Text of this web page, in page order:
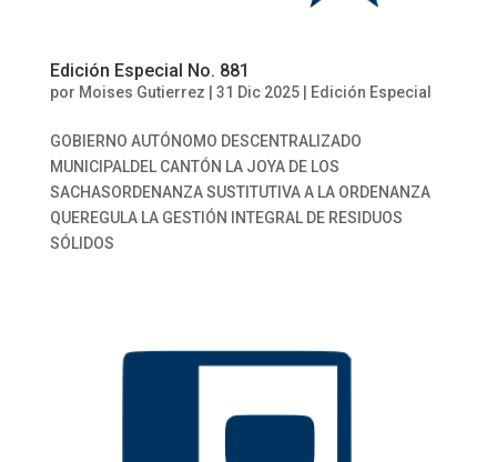
Edición Especial No. 881
por Moises Gutierrez 31 Dic 2025| Edición Especial
GOBIERNO AUTÓNOMO DESCENTRALIZADO
MUNICIPALDEL CANTÓN LA JOYA DE LOS
SACHASORDENANZA SUSTITUTIVA A LA ORDENANZA
QUEREGULA LA GESTIÓN INTEGRAL DE RESIDUOS
SÓLIDOS